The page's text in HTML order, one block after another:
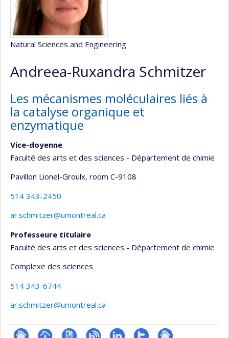
Natural Sciences and Engineering
Andreea-Ruxandra Schmitzer
Les mécanismes moléculaires liés à
la catalyse organique et
enzymatique
Vice-doyenne
Faculté des arts et des sciences - Département de chimie
Pavillon Lionel-Groulx, room C-9108
514 343-2450
ar.schmitzer@umontreal.ca
Professeure titulaire
Faculté des arts et des sciences - Département de chimie
Complexe des sciences
514 343-6744
ar.schmitzer@umontreal.ca